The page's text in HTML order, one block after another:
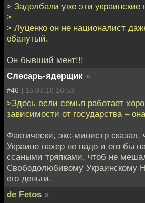
> Задолбали уже эти украинские
>
> Луценко он не националист
ебанутый.
Он бывший мент!!!
Слесарь-ядерщик »
#46 | 15.07.10 16:53
>Здесь если семья работает
зависимости от государства –
Фактически, экс-министр сказал,
Украине нахер не надо и его бы
ссаными тряпками, чтоб не
Свободолюбивому Украинскому
его деньги.
de Fetos »